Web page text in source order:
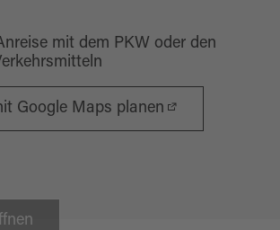
mit dem PKW oder den
Google Maps planen